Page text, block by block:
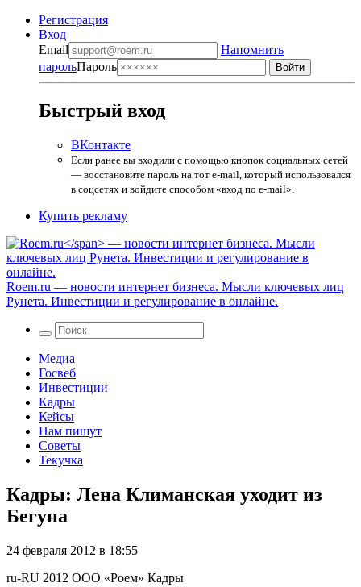
Регистрация
Вход
Email
Напомнить
парольПароль
Быстрый вход
ВКонтакте
Если ранее вы входили с помощью кнопок социальных сетей
— восстановите пароль на тот e-mail, который использовался
в соцсетях и войдите способом «вход по e-mail».
Купить рекламу
Roem.ru — новости интернет бизнеса. Мысли ключевых лиц
Рунета. Инвестиции и регулирование в онлайне.
Медиа
Госвеб
Инвестиции
Кадры
Кейсы
Нам пишут
Советы
Текучка
Кадры: Лена Климанская уходит из
Бегуна
24 февраля 2012 в 18:55
ru-RU 2012 ООО «Роем» Кадры